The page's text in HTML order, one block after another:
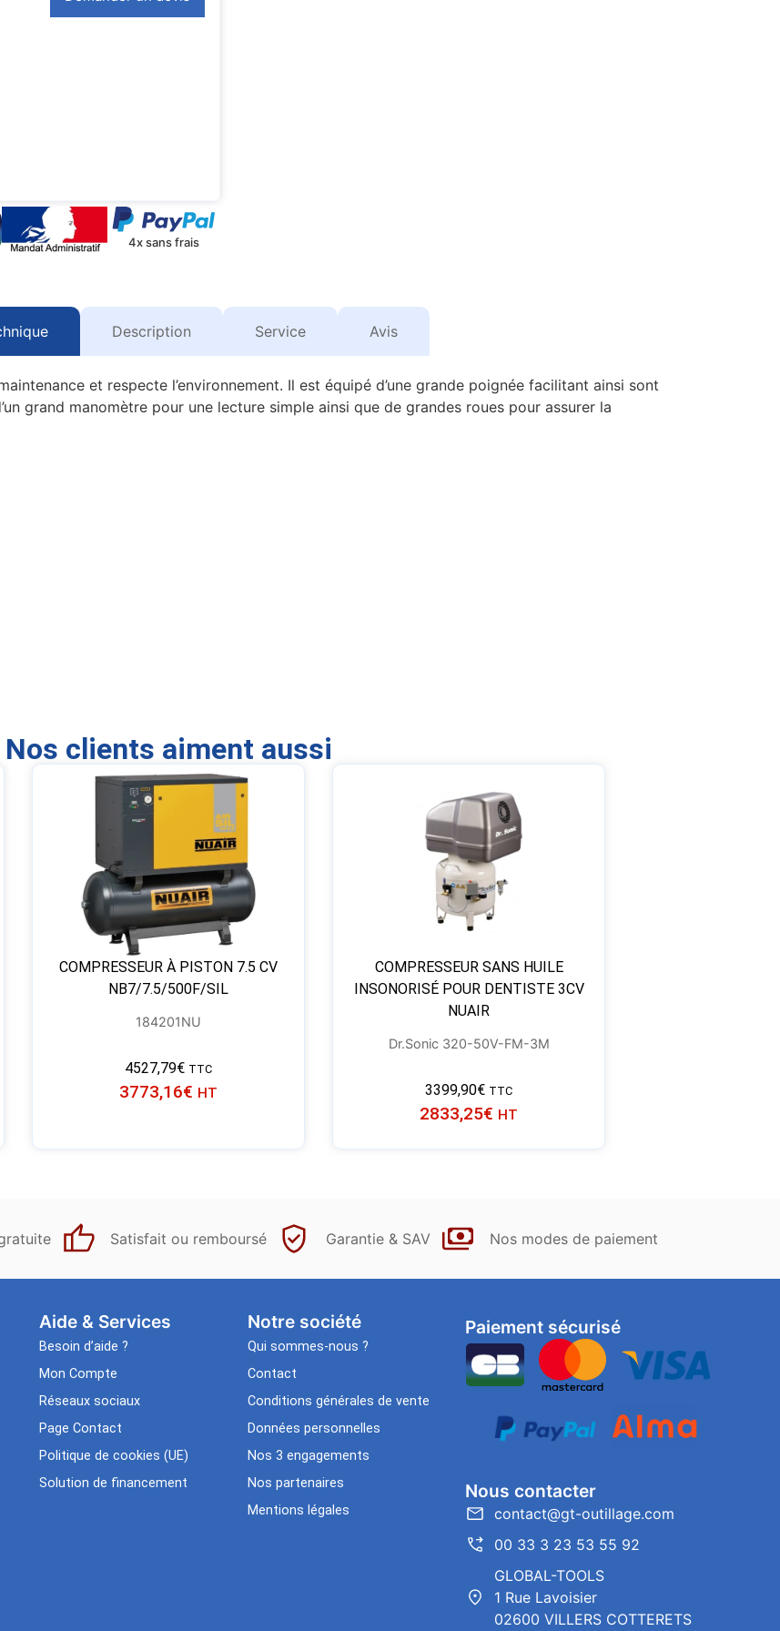
4x sans frais
Description Service Avis
et respecte l’environnement. Il est équipé d’une grande poignée facilitant ainsi sont
grand manomètre pour une lecture simple ainsi que de grandes roues pour assurer la
Nos clients aiment aussi
COMPRESSEUR À PISTON 7.5 CV
NB7/7.5/500F/SIL
184201NU
4527,79€ TTC
3773,16€ HT
COMPRESSEUR SANS HUILE
INSONORISÉ POUR DENTISTE 3CV
NUAIR
Dr.Sonic 320-50V-FM-3M
3399,90€ TTC
2833,25€ HT
Satisfait ou remboursé Garantie & SAV Nos modes de paiement
Aide & Services​
Besoin d’aide ?
Mon Compte
Réseaux sociaux
Page Contact
Politique de cookies (UE)
Solution de financement
Notre société
Qui sommes-nous ?
Contact
Conditions générales de vente
Données personnelles
Nos 3 engagements
Nos partenaires
Mentions légales
Paiement sécurisé
Nous contacter
contact@gt-outillage.com
00 33 3 23 53 55 92
GLOBAL-TOOLS
1 Rue Lavoisier
02600 VILLERS COTTERETS